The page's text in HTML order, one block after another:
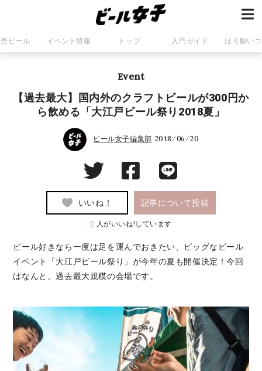
ビール イベント情報 トップ 入門ガイド ほろ酔い
Event
【過去最大】国内外のクラフトビールが300円か
ら飲める「大江戸ビール祭り2018夏」
ビール女子編集部 2018/06/20
いいね！ 記事について投稿
0 人がいいね!しています
ビール好きなら一度は足を運んでおきたい、ビッグなビール
イベント「大江戸ビール祭り」が今年の夏も開催決定！今回
はなんと、過去最大規模の会場です。